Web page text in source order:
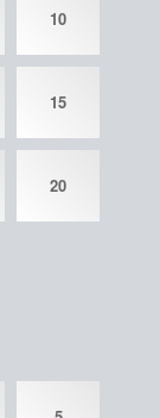
10
15
20